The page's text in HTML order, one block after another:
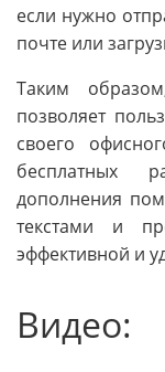
если нужно
почте или
Таким
позволяет
своего
бесплатных
дополнения
текстами и
эффективной и
Видео: